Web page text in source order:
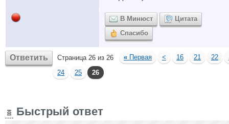
В Минюст
Цитата
Спасибо
Ответить Страница 26 из 26 « Первая < 16 21 22
24
25 26
Быстрый ответ